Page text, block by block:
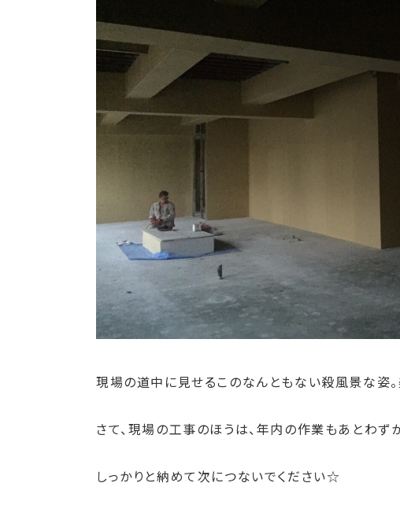
現場の道中に見せるこのなんともない殺風景な姿。
さて、現場の工事のほうは、年内の作業もあとわず
しっかりと納めて次につないでください☆